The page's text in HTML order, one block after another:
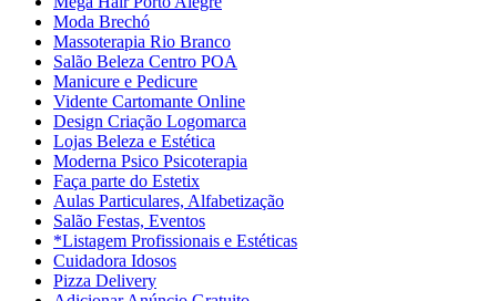
Moda Brechó
Massoterapia Rio Branco
Salão Beleza Centro POA
Manicure e Pedicure
Vidente Cartomante Online
Design Criação Logomarca
Lojas Beleza e Estética
Moderna Psico Psicoterapia
Faça parte do Estetix
Aulas Particulares, Alfabetização
Salão Festas, Eventos
*Listagem Profissionais e Estéticas
Cuidadora Idosos
Pizza Delivery